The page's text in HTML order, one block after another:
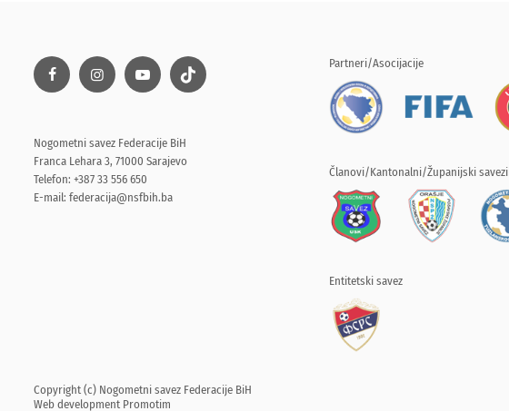
Nogometni savez Federacije BiH
Franca Lehara 3, 71000 Sarajevo
Telefon: +387 33 556 650
E-mail: federacija@nsfbih.ba
Partneri/Asocijacije
Članovi/Kantonalni/Županijski savezi
Entitetski savez
Copyright (c) Nogometni savez Federacije BiH
Web development Promotim